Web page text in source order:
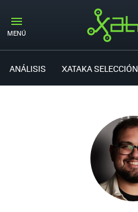
MENÚ
ANÁLISIS XATAKA SELECCIÓN